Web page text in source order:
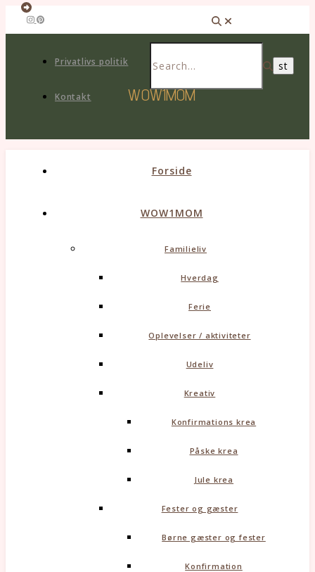
Privatlivs politik
Kontakt WOW1MOM
Forside
WOW1MOM
Familieliv
Hverdag
Ferie
Oplevelser / aktiviteter
Udeliv
Kreativ
Konfirmations krea
Påske krea
Jule krea
Fester og gæster
Børne gæster og fester
Konfirmation